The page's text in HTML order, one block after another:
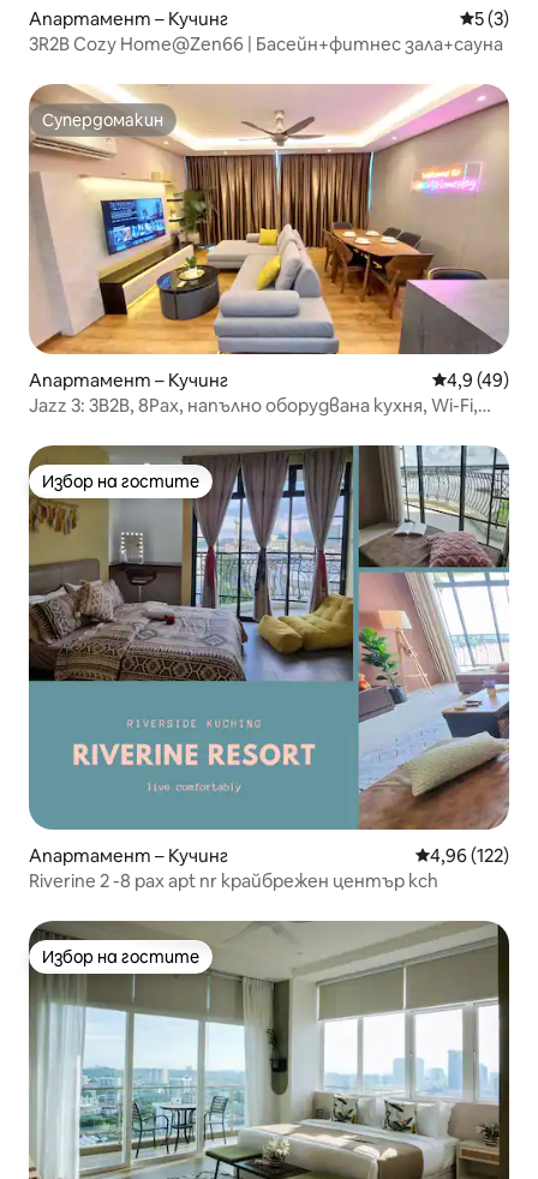
Апартамент – Кучинг Средна
5 (3)
3R2B Cozy Home@Zen66 | Басейн+фитнес зала+сауна
Супердомакин
Супердомакин
Апартамент – Кучинг Средна
4,9 (49)
Jazz 3: 3B2B, 8Pax, напълно оборудвана кухня, Wi-Fi,
Избор на гостите
Избор на гостите
Апартамент – Кучинг Средна
4,96 (122)
Riverine 2 -8 pax apt nr крайбрежен център kch
Избор на гостите
Избор на гостите